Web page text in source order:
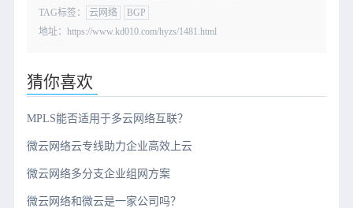
TAG标签：
云网络
BGP
地址：https://www.kd010.com/hyzs/1481.html
猜你喜欢
MPLS能否适用于多云网络互联？
微云网络云专线助力企业高效上云
微云网络多分支企业组网方案
微云网络和微云是一家公司吗？